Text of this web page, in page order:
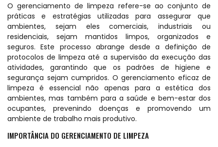
O gerenciamento de limpeza refere-se ao conjunto de
práticas e estratégias utilizadas para assegurar que
ambientes, sejam eles comerciais, industriais ou
residenciais, sejam mantidos limpos, organizados e
seguros. Este processo abrange desde a definição de
protocolos de limpeza até a supervisão da execução das
atividades, garantindo que os padrões de higiene e
segurança sejam cumpridos. O gerenciamento eficaz de
limpeza é essencial não apenas para a estética dos
ambientes, mas também para a saúde e bem-estar dos
ocupantes, prevenindo doenças e promovendo um
ambiente de trabalho mais produtivo.
IMPORTÂNCIA DO GERENCIAMENTO DE LIMPEZA